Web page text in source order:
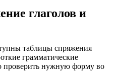
глаголов и
таблицы спряжения
грамматические
проверить нужную форму во